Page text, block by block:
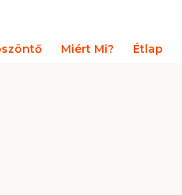
Miért Mi? Étlap